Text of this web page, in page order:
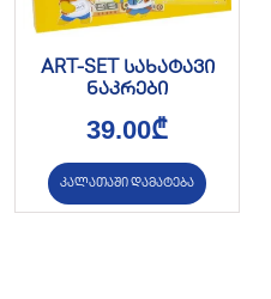
ART-SET სახატავი
ნაკრები
39.00₾
კალათაში დამატება